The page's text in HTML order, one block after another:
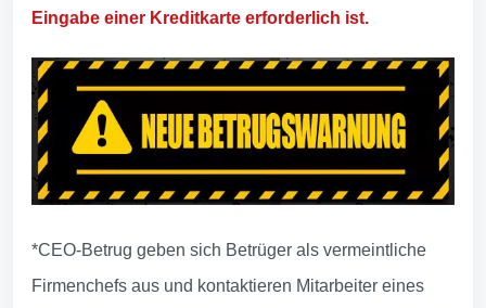
Eingabe einer Kreditkarte erforderlich ist.
*CEO-Betrug geben sich Betrüger als vermeintliche
Firmenchefs aus und kontaktieren Mitarbeiter eines